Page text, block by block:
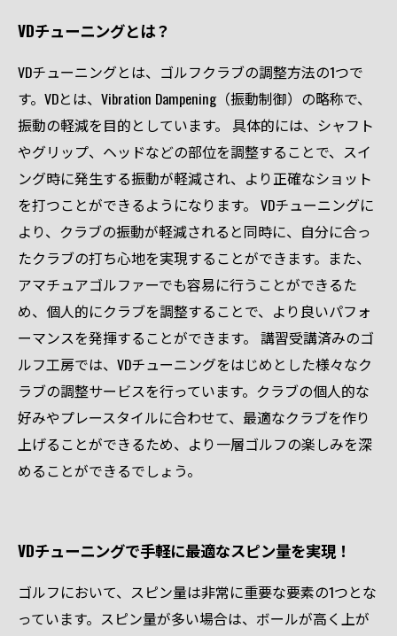
VDチューニングとは？
VDチューニングとは、ゴルフクラブの調整方法の1つで
す。VDとは、Vibration Dampening（振動制御）の略称で、
振動の軽減を目的としています。 具体的には、シャフト
やグリップ、ヘッドなどの部位を調整することで、スイ
ング時に発生する振動が軽減され、より正確なショット
を打つことができるようになります。 VDチューニングに
より、クラブの振動が軽減されると同時に、自分に合っ
たクラブの打ち心地を実現することができます。また、
アマチュアゴルファーでも容易に行うことができるた
め、個人的にクラブを調整することで、より良いパフォ
ーマンスを発揮することができます。 講習受講済みのゴ
ルフ工房では、VDチューニングをはじめとした様々なク
ラブの調整サービスを行っています。クラブの個人的な
好みやプレースタイルに合わせて、最適なクラブを作り
上げることができるため、より一層ゴルフの楽しみを深
めることができるでしょう。
VDチューニングで手軽に最適なスピン量を実現！
ゴルフにおいて、スピン量は非常に重要な要素の1つとな
っています。スピン量が多い場合は、ボールが高く上が